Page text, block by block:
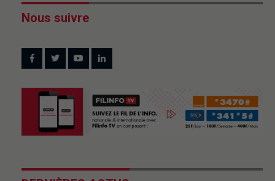
Nous suivre